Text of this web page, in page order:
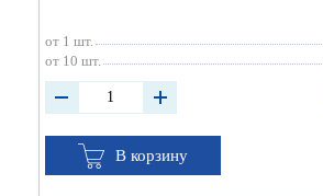
от 1 шт.
от 10 шт.
В корзину